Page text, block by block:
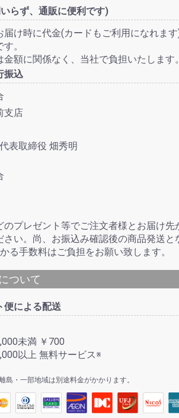
らず、通販に便利です)
届け時に代金(カードもご利用になれま
。
額に関係なく、当社で負担いたします。
振込
支店
表取締役 畑秀明
のプレゼント等でご注文者様とお届け先
さい。尚、お振込み確認後の商品発送と
る手数料はご負担をお願い致します。
ついて
便による配送
未満 ￥700
以上 無料サービス※
島・一部地域は別途料金がかかります。